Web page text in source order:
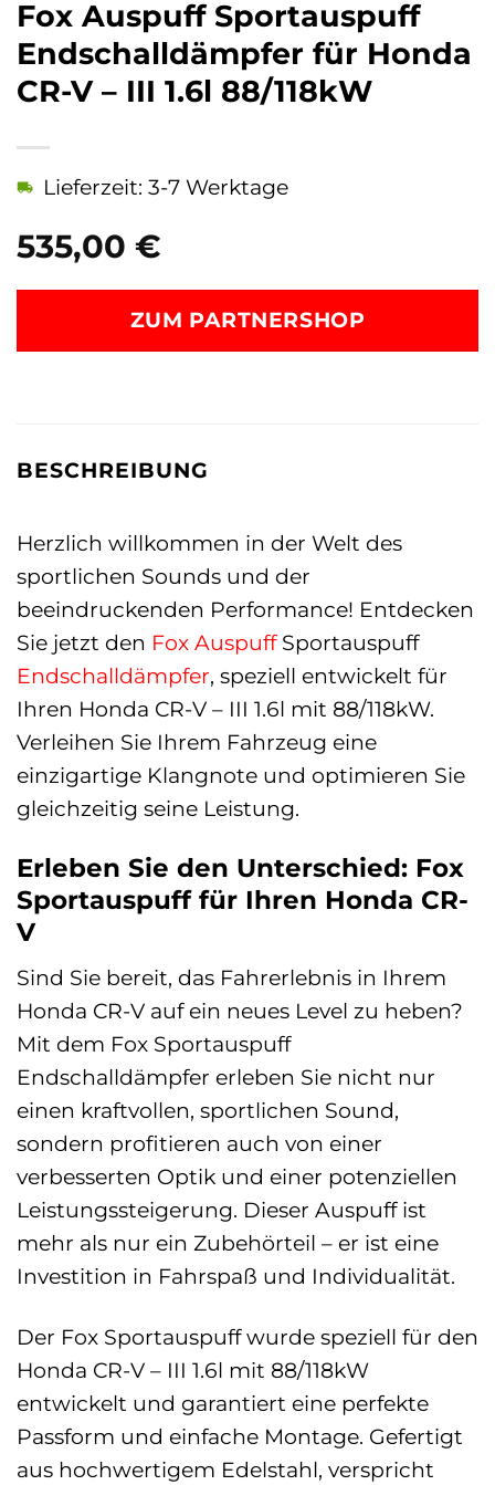
Fox Auspuff Sportauspuff
Endschalldämpfer für Honda
CR-V – III 1.6l 88/118kW
535,00 €
Lieferzeit: 3-7 Werktage
ZUM PARTNERSHOP
BESCHREIBUNG
Herzlich willkommen in der Welt des
sportlichen Sounds und der
beeindruckenden Performance! Entdecken
Sie jetzt den Fox AuspuffSportauspuff
Endschalldämpfer, speziell entwickelt für
Ihren Honda CR-V – III 1.6l mit 88/118kW.
Verleihen Sie Ihrem Fahrzeug eine
einzigartige Klangnote und optimieren Sie
gleichzeitig seine Leistung.
Erleben Sie den Unterschied: Fox
Sportauspuff für Ihren Honda CR-
V
Sind Sie bereit, das Fahrerlebnis in Ihrem
Honda CR-V auf ein neues Level zu heben?
Mit dem Fox Sportauspuff
Endschalldämpfer erleben Sie nicht nur
einen kraftvollen, sportlichen Sound,
sondern profitieren auch von einer
verbesserten Optik und einer potenziellen
Leistungssteigerung. Dieser Auspuff ist
mehr als nur ein Zubehörteil – er ist eine
Investition in Fahrspaß und Individualität.
Der Fox Sportauspuff wurde speziell für den
Honda CR-V – III 1.6l mit 88/118kW
entwickelt und garantiert eine perfekte
Passform und einfache Montage. Gefertigt
aus hochwertigem Edelstahl, verspricht